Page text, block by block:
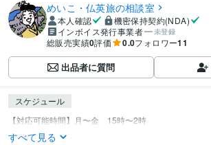
めいこ・仏英旅の相談室
本人確認
機密保持契約(NDA)
インボイス発行事業者
未登録
総販売実績0評価 0.0フォロワー11
出品者に質問
スケジュール
すべて見る